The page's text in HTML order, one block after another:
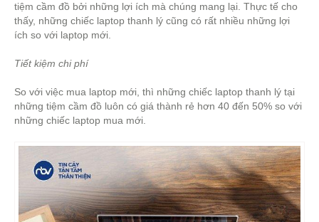
tiệm cầm đồ bởi những lợi ích mà chúng mang lại. Thực tế cho
thấy, những chiếc laptop thanh lý cũng có rất nhiều những lợi
ích so với laptop mới.
Tiết kiệm chi phí
So với việc mua laptop mới, thì những chiếc laptop thanh lý tại
những tiệm cầm đồ luôn có giá thành rẻ hơn 40 đến 50% so với
những chiếc laptop mua mới.